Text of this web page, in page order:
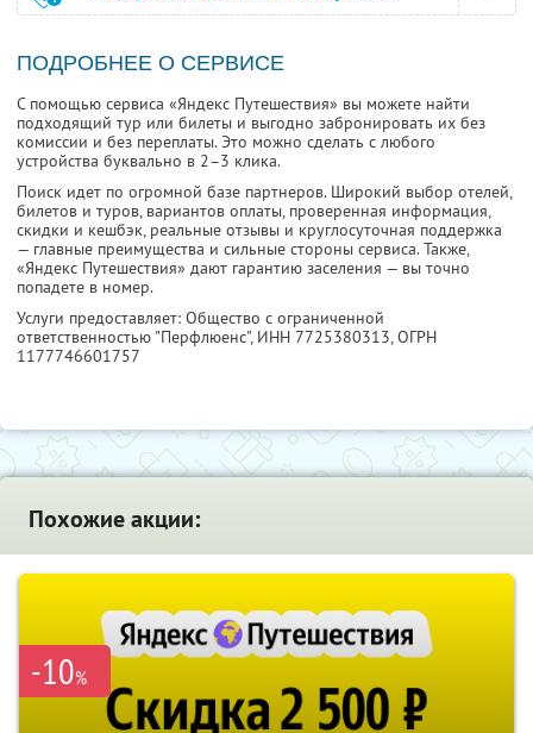
ПОДРОБНЕЕ О СЕРВИСЕ
С помощью сервиса «Яндекс Путешествия» вы можете найти
подходящий тур или билеты и выгодно забронировать их без
комиссии и без переплаты. Это можно сделать с любого
устройства буквально в 2–3 клика.
Поиск идет по огромной базе партнеров. Широкий выбор отелей,
билетов и туров, вариантов оплаты, проверенная информация,
скидки и кешбэк, реальные отзывы и круглосуточная поддержка
— главные преимущества и сильные стороны сервиса. Также,
«Яндекс Путешествия» дают гарантию заселения — вы точно
попадете в номер.
Услуги предоставляет: Общество с ограниченной
ответственностью "Перфлюенс", ИНН 7725380313, ОГРН
1177746601757
Похожие акции:
-10%